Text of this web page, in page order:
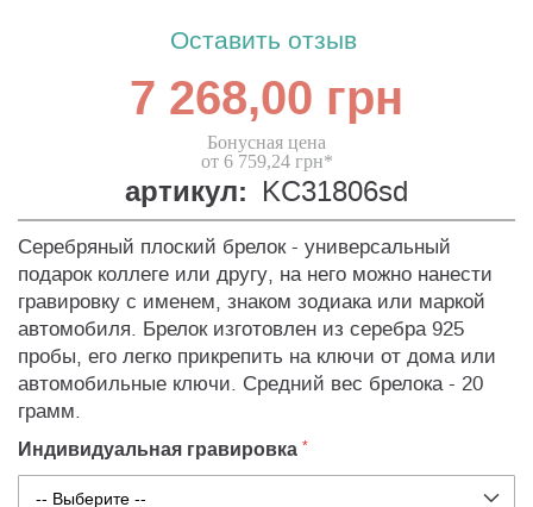
Оставить отзыв
7 268,00 грн
Бонусная цена
от 6 759,24 грн*
артикул: KC31806sd
Серебряный плоский брелок - универсальный
подарок коллеге или другу, на него можно нанести
гравировку с именем, знаком зодиака или маркой
автомобиля. Брелок изготовлен из серебра 925
пробы, его легко прикрепить на ключи от дома или
автомобильные ключи. Средний вес брелока - 20
грамм.
Индивидуальная гравировка